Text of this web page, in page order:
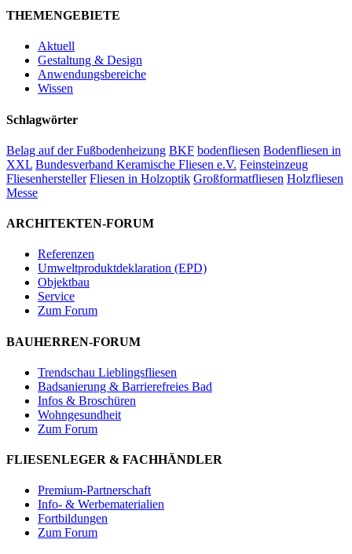
THEMENGEBIETE
Aktuell
Gestaltung & Design
Anwendungsbereiche
Wissen
Schlagwörter
Belag auf der Fußbodenheizung BKF bodenfliesen Bodenfliesen in
XXL Bundesverband Keramische Fliesen e.V. Feinsteinzeug
Fliesenhersteller Fliesen in Holzoptik Großformatfliesen Holzfliesen
Messe
ARCHITEKTEN-FORUM
Referenzen
Umweltproduktdeklaration (EPD)
Objektbau
Service
Zum Forum
BAUHERREN-FORUM
Trendschau Lieblingsfliesen
Badsanierung & Barrierefreies Bad
Infos & Broschüren
Wohngesundheit
Zum Forum
FLIESENLEGER & FACHHÄNDLER
Premium-Partnerschaft
Info- & Werbematerialien
Fortbildungen
Zum Forum